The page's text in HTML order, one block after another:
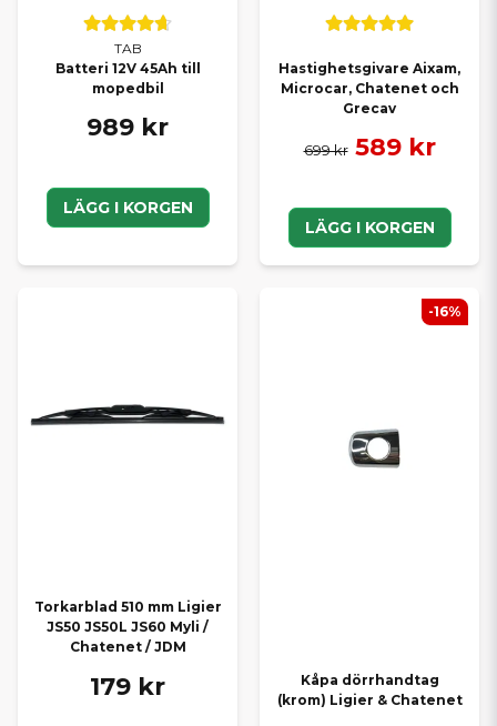
TAB
Batteri 12V 45Ah till
mopedbil
989 kr
LÄGG I KORGEN
Hastighetsgivare Aixam,
Microcar, Chatenet och
Grecav
699 kr 589 kr
LÄGG I KORGEN
Torkarblad 510 mm Ligier
JS50 JS50L JS60 Myli /
Chatenet / JDM
179 kr
Kåpa dörrhandtag
(krom) Ligier & Chatenet
-16%